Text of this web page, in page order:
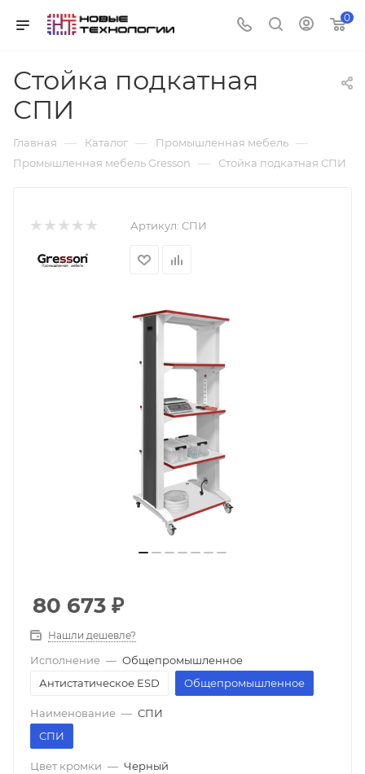
0
Стойка подкатная
СПИ
Главная — Каталог — Промышленная мебель —
Промышленная мебель Gresson — Стойка подкатная СПИ
Артикул: СПИ
80 673 ₽
Нашли дешевле?
Исполнение — Общепромышленное
Антистатическое ESD
Общепромышленное
Наименование — СПИ
СПИ
Цвет кромки — Черный